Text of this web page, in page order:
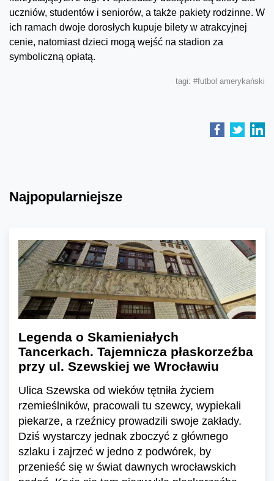
uczniów, studentów i seniorów, a także pakiety rodzinne. W
ich ramach dwoje dorosłych kupuje bilety w atrakcyjnej
cenie, natomiast dzieci mogą wejść na stadion za
symboliczną opłatą.
tagi: #futbol amerykański
Najpopularniejsze
Legenda o Skamieniałych
Tancerkach. Tajemnicza płaskorzeźba
przy ul. Szewskiej we Wrocławiu
Ulica Szewska od wieków tętniła życiem
rzemieślników, pracowali tu szewcy, wypiekali
piekarze, a rzeźnicy prowadzili swoje zakłady.
Dziś wystarczy jednak zboczyć z głównego
szlaku i zajrzeć w jedno z podwórek, by
przenieść się w świat dawnych wrocławskich